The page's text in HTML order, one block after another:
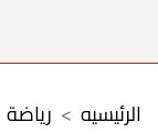
رياضة الرئيسيه